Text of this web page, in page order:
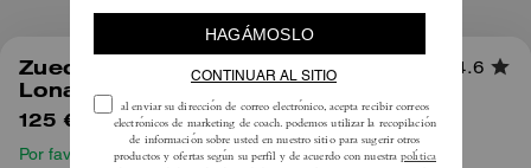
Zueco Sculpted C Platform en
Lona Signature Jacquard Cristal
4.6
125 € 195 €
Por favor, consulta nuestra guía de tallas antes de hacer tu